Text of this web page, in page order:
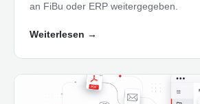
an FiBu oder ERP weitergegeben.
Weiterlesen →